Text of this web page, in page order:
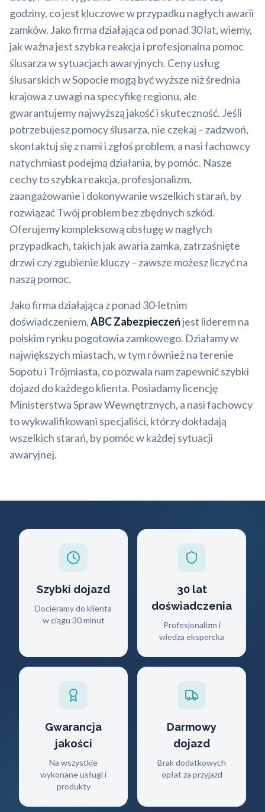
godziny, co jest kluczowe w przypadku nagłych awarii
zamków. Jako firma działająca od ponad 30 lat, wiemy,
jak ważna jest szybka reakcja i profesjonalna pomoc
ślusarza w sytuacjach awaryjnych. Ceny usług
ślusarskich w Sopocie mogą być wyższe niż średnia
krajowa z uwagi na specyfikę regionu, ale
gwarantujemy najwyższą jakość i skuteczność. Jeśli
potrzebujesz pomocy ślusarza, nie czekaj – zadzwoń,
skontaktuj się z nami i zgłoś problem, a nasi fachowcy
natychmiast podejmą działania, by pomóc. Nasze
cechy to szybka reakcja, profesjonalizm,
zaangażowanie i dokonywanie wszelkich starań, by
rozwiązać Twój problem bez zbędnych szkód.
Oferujemy kompleksową obsługę w nagłych
przypadkach, takich jak awaria zamka, zatrzaśnięte
drzwi czy zgubienie kluczy – zawsze możesz liczyć na
naszą pomoc.
Jako firma działająca z ponad 30-letnim
doświadczeniem,ABC Zabezpieczeńjest liderem na
polskim rynku pogotowia zamkowego. Działamy w
największych miastach, w tym również na terenie
Sopotu i Trójmiasta, co pozwala nam zapewnić szybki
dojazd do każdego klienta. Posiadamy licencję
Ministerstwa Spraw Wewnętrznych, a nasi fachowcy
to wykwalifikowani specjaliści, którzy dokładają
wszelkich starań, by pomóc w każdej sytuacji
awaryjnej.
Szybki dojazd
Docieramy do klienta
w ciągu 30 minut
30 lat
doświadczenia
Profesjonalizm i
wiedza ekspercka
Gwarancja
jakości
Na wszystkie
wykonane usługi i
produkty
Darmowy
dojazd
Brak dodatkowych
opłat za przyjazd